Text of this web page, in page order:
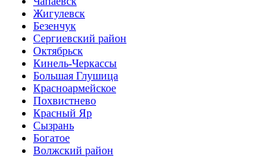
Жигулевск
Безенчук
Сергиевский район
Октябрьск
Кинель-Черкассы
Большая Глушица
Красноармейское
Похвистнево
Красный Яр
Сызрань
Богатое
Волжский район